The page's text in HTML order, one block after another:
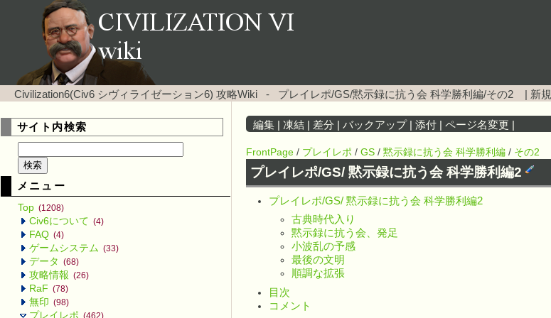
Civilization6(Civ6 シヴィライゼーション6) 攻略Wiki - プレイレポ/GS/黙示録に抗う会 科学勝利編/その2 新規
サイト内検索
メニュー
Top (1208)
Civ6について (4)
FAQ (4)
ゲームシステム (33)
データ (68)
攻略情報 (26)
RaF (78)
無印 (98)
プレイレポ
編集 凍結 差分 バックアップ| 添付 ページ名変更
FrontPage / プレイレポ / GS / 黙示録に抗う会 科学勝利編 / その2
プレイレポ/GS/ 黙示録に抗う会 科学勝利編2
プレイレポ/GS/ 黙示録に抗う会 科学勝利編2
古典時代入り
黙示録に抗う会、発足
小波乱の予感
最後の文明
順調な拡張
目次
コメント